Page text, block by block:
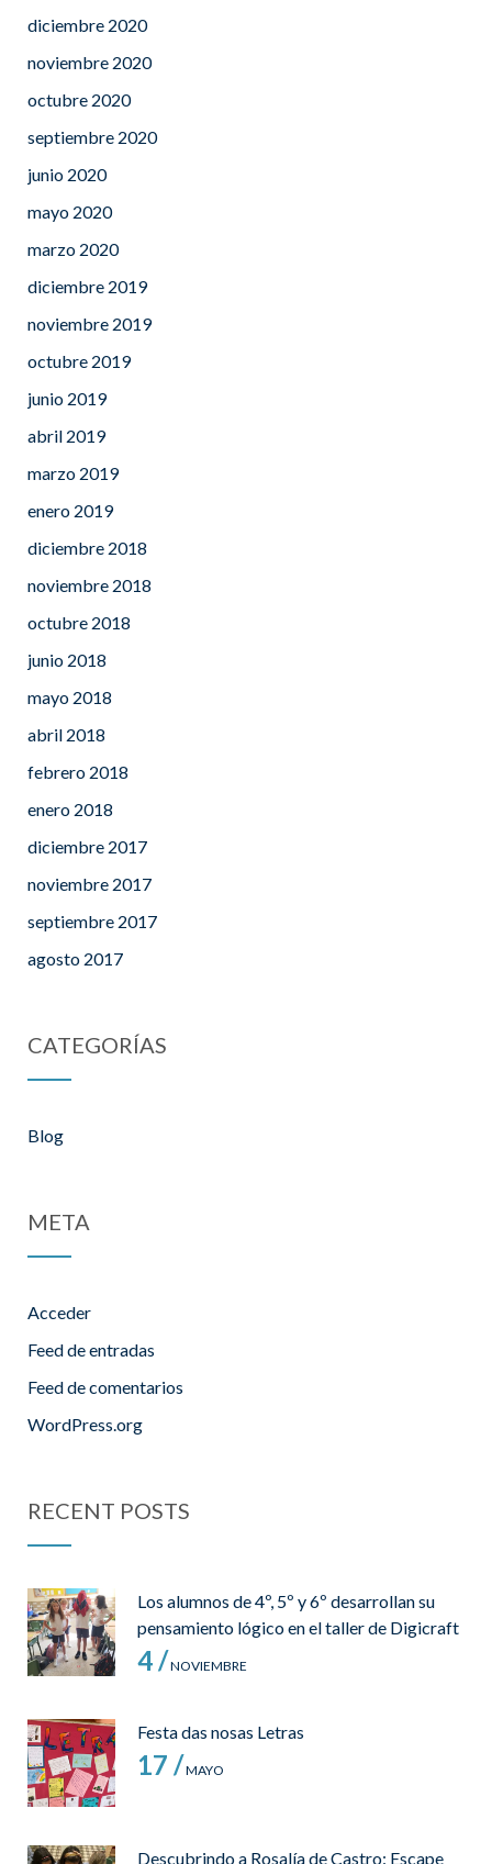
diciembre 2020
noviembre 2020
octubre 2020
septiembre 2020
junio 2020
mayo 2020
marzo 2020
diciembre 2019
noviembre 2019
octubre 2019
junio 2019
abril 2019
marzo 2019
enero 2019
diciembre 2018
noviembre 2018
octubre 2018
junio 2018
mayo 2018
abril 2018
febrero 2018
enero 2018
diciembre 2017
noviembre 2017
septiembre 2017
agosto 2017
CATEGORÍAS
Blog
META
Acceder
Feed de entradas
Feed de comentarios
WordPress.org
RECENT POSTS
Los alumnos de 4º, 5º y 6º desarrollan su
pensamiento lógico en el taller de Digicraft
4 /NOVIEMBRE
Festa das nosas Letras
17 /MAYO
Descubrindo a Rosalía de Castro: Escape